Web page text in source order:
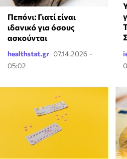
Πεπόνι: Γιατί είναι
ιδανικό για όσους
ασκούνται
healthstat.gr 07.14.2026 -
05:02